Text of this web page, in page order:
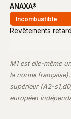
ANAXA®
Incombustible
Revêtements
M1 est elle-même
la norme
supérieur (A2-
européen